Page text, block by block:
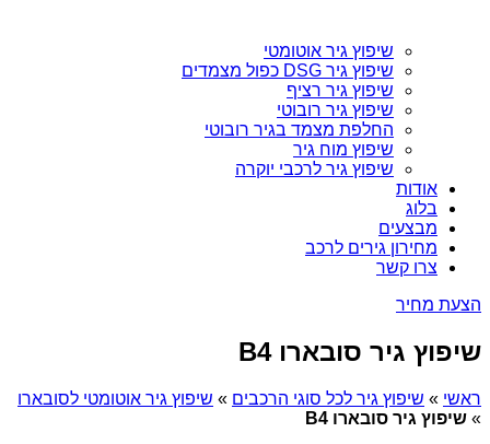
שיפוץ גיר אוטומטי
שיפוץ גיר DSG כפול מצמדים
שיפוץ גיר רציף
שיפוץ גיר רובוטי
החלפת מצמד בגיר רובוטי
שיפוץ מוח גיר
שיפוץ גיר לרכבי יוקרה
אודות
בלוג
מבצעים
מחירון גירים לרכב
צרו קשר
הצעת מחיר
שיפוץ גיר סובארו B4
ראשי»שיפוץ גיר לכל סוגי הרכבים»שיפוץ גיר אוטומטי לסובארו
»שיפוץ גיר סובארו B4